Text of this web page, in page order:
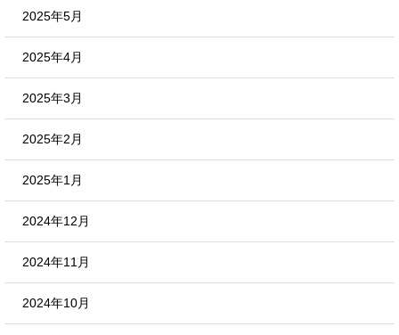
2025年5月
2025年4月
2025年3月
2025年2月
2025年1月
2024年12月
2024年11月
2024年10月